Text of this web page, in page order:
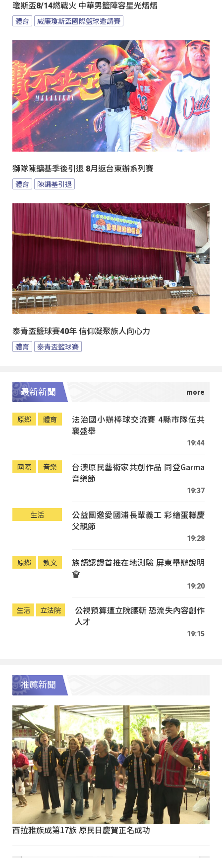
瓊斯盃8/14燃戰火 中華男籃陣容星光熠熠
體育 威廉瓊斯盃國際籃球邀請賽
獅隊陳鏞基季後引退 8月返台東辦系列賽
體育 陳鏞基引退
泰青盃籃球賽40年 信仰凝聚族人向心力
體育 泰青盃籃球賽
最新新聞
原鄉 體育
法治國小辦棒球交流賽 4縣市隊伍共
襄盛舉
19:44
國際 音樂
台澳原民藝術家共創作品 同登Garma
音樂節
19:37
生活
公益團邀愛國浦長輩義工 彩繪蛋糕慶
父親節
19:28
原鄉 教文
族語認證首推在地測驗 屏東舉辦說明
會
19:20
生活 立法院
公視預算遭立院腰斬 恐流失內容創作
人才
19:15
推薦新聞
西拉雅族成第17族 原民日慶賀正名成功